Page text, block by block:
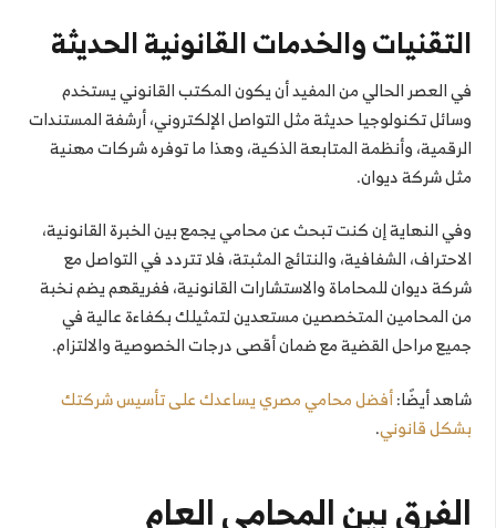
التقنيات والخدمات القانونية الحديثة
في العصر الحالي من المفيد أن يكون المكتب القانوني يستخدم
وسائل تكنولوجيا حديثة مثل التواصل الإلكتروني، أرشفة المستندات
الرقمية، وأنظمة المتابعة الذكية، وهذا ما توفره شركات مهنية
مثل شركة ديوان.
وفي النهاية إن كنت تبحث عن محامي يجمع بين الخبرة القانونية،
الاحتراف، الشفافية، والنتائج المثبتة، فلا تتردد في التواصل مع
شركة ديوان للمحاماة والاستشارات القانونية، ففريقهم يضم نخبة
من المحامين المتخصصين مستعدين لتمثيلك بكفاءة عالية في
جميع مراحل القضية مع ضمان أقصى درجات الخصوصية والالتزام.
شاهد أيضًا:أفضل محامي مصري يساعدك على تأسيس شركتك
بشكل قانوني.
الفرق بين المحامي العام